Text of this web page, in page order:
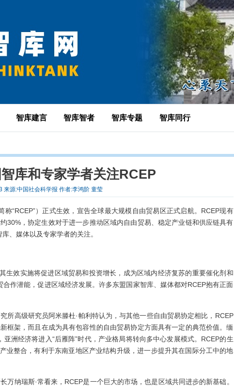
智库建言 智库智者 智库专题 智库同行
库和专家学者关注RCEP
来源:中国社会科学报 作者:李鸿阶 童莹
“RCEP”）正式生效，宣告全球最大规模自由贸易区正式启航。RCEP现有
30%，协定生效对于进一步推动区域内自由贸易、稳定产业链和供应链具有
、媒体以及专家学者的关注。
生效实施将促进区域贸易和投资增长，成为区域内经济复苏的重要催化剂和
作潜能，促进区域经济发展。许多东盟国家智库、媒体都对RCEP抱有正面
所高级研究员阿米滕杜·帕利特认为，与其他一些自由贸易协定相比，RCEP
框架，而且在成为具有包容性的自由贸易协定方面具有一定的典范价值。缅
洲经济将进入“后雁阵”时代，产业格局将转向多中心发展模式。RCEP的生
业整合，有利于东南亚地区产业结构升级，进一步提升其在国际分工中的地
万纳瑞斯·常看来，RCEP是一个巨大的市场，也是区域共同进步的新基础。